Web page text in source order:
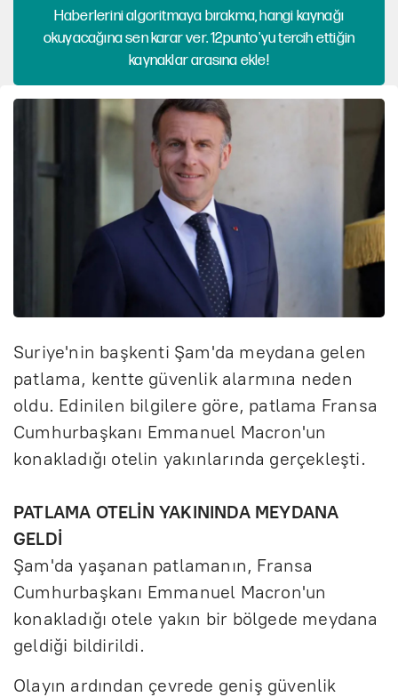
Haberlerini algoritmaya bırakma, hangi kaynağı
okuyacağına sen karar ver. 12punto'yu tercih ettiğin
kaynaklar arasına ekle!
Suriye'nin başkenti Şam'da meydana gelen
patlama, kentte güvenlik alarmına neden
oldu. Edinilen bilgilere göre, patlama Fransa
Cumhurbaşkanı Emmanuel Macron'un
konakladığı otelin yakınlarında gerçekleşti.
PATLAMA OTELİN YAKININDA MEYDANA
GELDİ
Şam'da yaşanan patlamanın, Fransa
Cumhurbaşkanı Emmanuel Macron'un
konakladığı otele yakın bir bölgede meydana
geldiği bildirildi.
Olayın ardından çevrede geniş güvenlik